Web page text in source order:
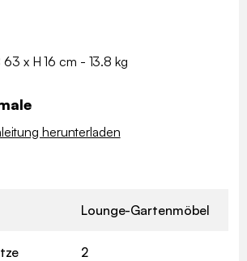
x H 16 cm - 13.8 kg
herunterladen
Lounge-Gartenmöbel
2